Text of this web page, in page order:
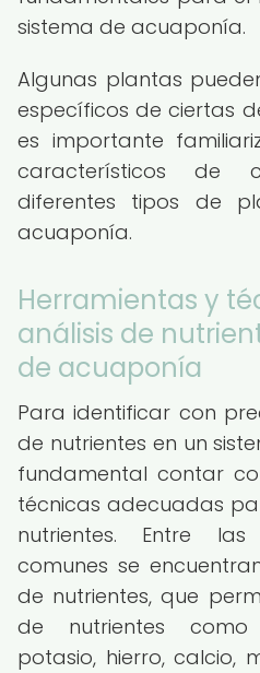
sistema de acuaponía.
Algunas plantas
específicos de ciertas
es importante
característicos de
diferentes tipos de
acuaponía.
Herramientas y
análisis de
de acuaponía
Para identificar con
de nutrientes en un
fundamental contar
técnicas adecuadas
nutrientes. Entre
comunes se
de nutrientes, que
de nutrientes como
potasio, hierro, calcio,